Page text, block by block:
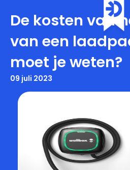
09 juli 2023
De kosten van
van een
moet je weten?